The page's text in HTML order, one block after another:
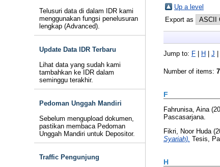
Telusuri data di dalam IDR kami
menggunakan fungsi penelusuran
lengkap (Advanced).
Update Data IDR Terbaru
Lihat data yang sudah kami
tambahkan ke IDR dalam
seminggu terakhir.
Pedoman Unggah Mandiri
Sebelum mengupload dokumen,
pastikan membaca Pedoman
Unggah Mandiri untuk Depositor.
Traffic Pengunjung
Up a level
Export as
Jump to: F| H J
Number of items: 7
F
Fahrunisa, Aina
Pascasarjana.
Fikri, Noor Huda
Syariah). Tesis,
H